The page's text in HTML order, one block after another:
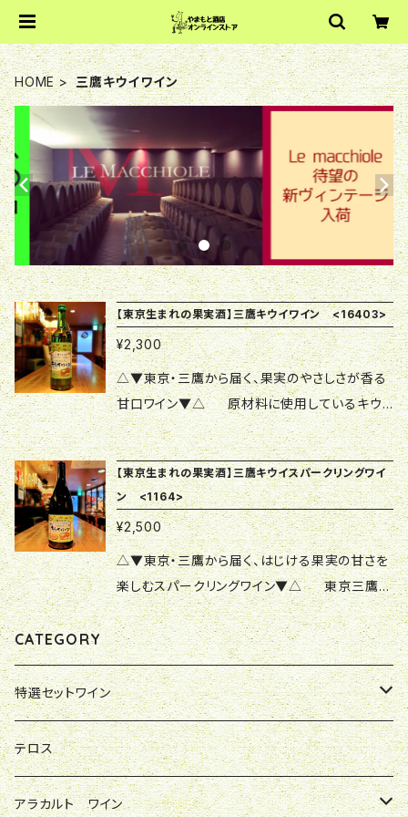
HOME 三鷹キウイワイン
【東京生まれの果実酒】三鷹キウイワイン <16403>
¥2,300
△▼東京・三鷹から届く、果実のやさしさが香る
甘口ワイン▼△ 原材料に使用しているキウ
イは100％三鷹市産です。 東京三鷹産のキウイ
を使用した、フルーティーで飲みやすい甘口のキ
ウイワイン。 三鷹市果樹組合が規格外のキウイ
フルーツを有効利用するため、酒販店や酒造会
社とタッグを組み、1987（昭和62）年に初めて発
売。その後、製造数を増やし様々なタイプが誕生
しています。 こちらの白がスタンダード。 キウイ
のさわやかな香りと、やさしい甘みが広がり、ア
ルコール度数9%でお酒が強くない方にも親し
みやすい味わい。 東京生まれの少し珍しい果実
酒は、 誕生日・記念日・お礼・季節の贈り物な
ど、 さまざまなギフトシーンにおすすめ。 ワイン
好きの方はもちろん、普段あまりお酒を飲まない
方にも喜ばれる一本です。 製造者：麻原酒造 原
産国：日本 地方：東京・三鷹 種類 ：スティ
ル（甘味果実酒） 味わい ：白甘口 原材
【東京生まれの果実酒】三鷹キウイスパークリングワイ
ン <1164>
¥2,500
△▼東京・三鷹から届く、はじける果実の甘さを
楽しむスパークリングワイン▼△ 東京三鷹産
のキウイフルーツを100％使用した、フルーティ
ーで飲みやすい甘口のスパークリングキウイワイ
ンです。 三鷹市果樹組合が規格外のキウイフル
ーツを有効利用するため、酒販店や酒造会社と
タッグを組み1987（昭和62）年に初めて発売。そ
の後、製造数を増やし様々なタイプが誕生してこ
ちらのスパークリングも登場しました。 キウイの
爽やかな香りとやさしい甘みと酸味のバランス
CATEGORY
特選セットワイン
やまさけ店主特別セレクト
ジョバンナのお気に入り
テロス
アラカルト ワイン